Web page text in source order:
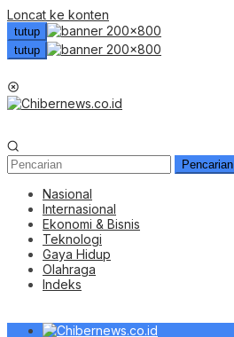
Loncat ke konten
tutup
tutup
Pencarian
Nasional
Internasional
Ekonomi & Bisnis
Teknologi
Gaya Hidup
Olahraga
Indeks